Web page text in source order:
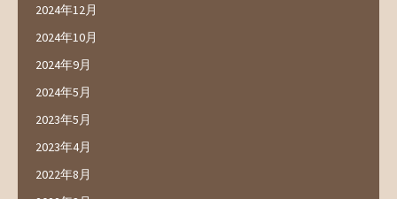
2024年12月
2024年10月
2024年9月
2024年5月
2023年5月
2023年4月
2022年8月